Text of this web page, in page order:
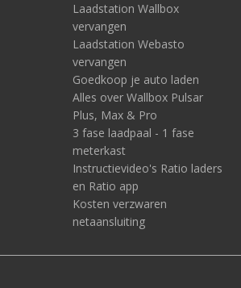
Laadstation Wallbox
vervangen
Laadstation Webasto
vervangen
Goedkoop je auto laden
Alles over Wallbox Pulsar
Plus, Max & Pro
3 fase laadpaal - 1 fase
meterkast
Instructievideo's Ratio laders
en Ratio app
Kosten verzwaren
netaansluiting